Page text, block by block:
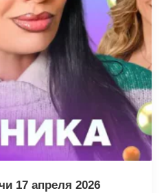
17 апреля 2026